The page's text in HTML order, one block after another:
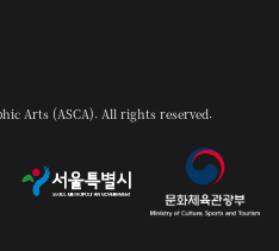
Arts (ASCA). All rights reserved.